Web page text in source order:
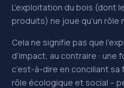
L’exploitation du bois (dont
produits) ne joue qu’un rôle
Cela ne signifie pas que
d’impact, au contraire :
c’est-à-dire en conciliant
rôle écologique et social –